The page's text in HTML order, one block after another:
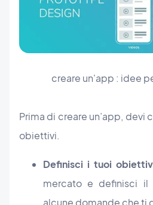
creare un'app : idee
Prima di creare un’app, devi
obiettivi.
Definisci i tuoi
mercato e definisci
alcune domande che ti